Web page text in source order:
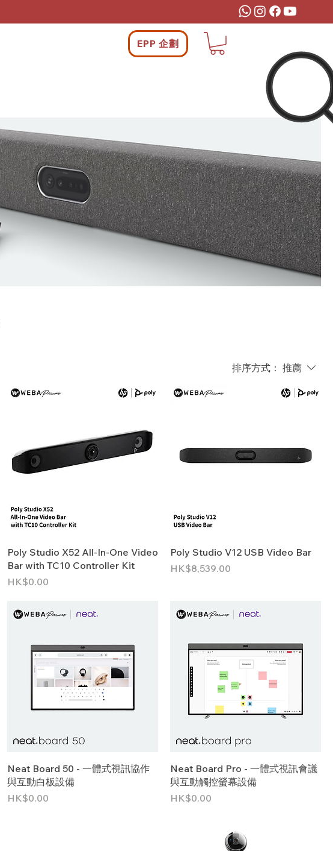
EPP 企劃
排序方式： 推薦
Poly Studio X52 All‑In‑One Video
Bar with TC10 Controller Kit
價格
HK$0.00
Poly Studio V12 USB Video Bar
價格
HK$8,539.00
Neat Board 50 - 一體式視訊協作
與互動白板設備
價格
HK$0.00
Neat Board Pro - 一體式視訊會議
與互動觸控螢幕設備
價格
HK$0.00